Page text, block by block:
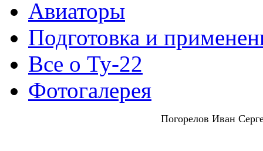
Авиаторы
Подготовка и
Все о Ту-22
Фотогалерея
Погорелов Иван